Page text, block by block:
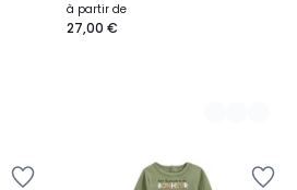
à partir de
27,00 €